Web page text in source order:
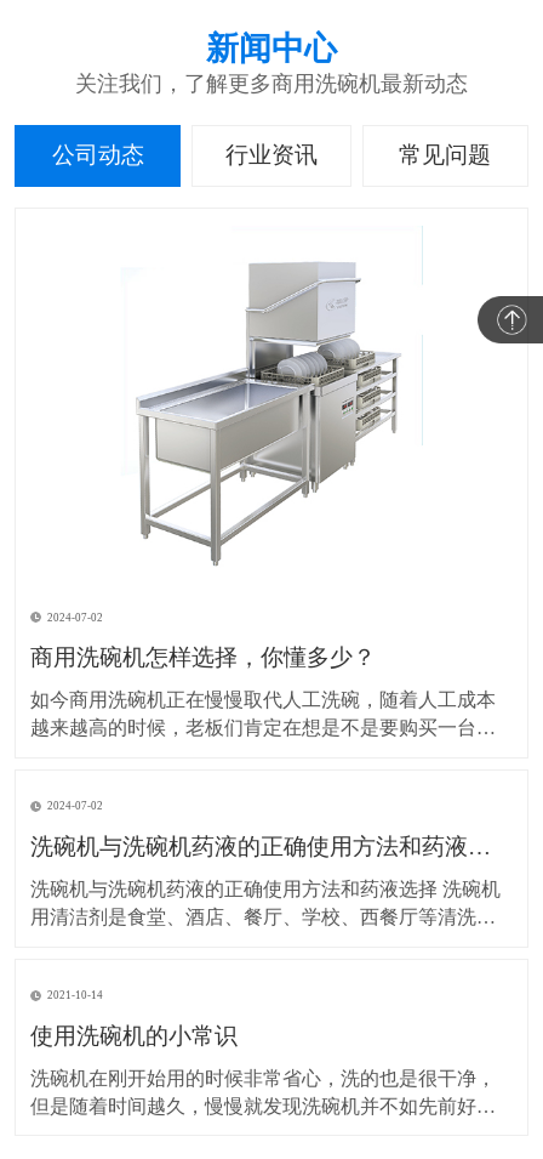
新闻中心
关注我们，了解更多商用洗碗机最新动态
公司动态 行业资讯 常见问题
2024-07-02
商用洗碗机怎样选择，你懂多少？
如今商用洗碗机正在慢慢取代人工洗碗，随着人工成本
越来越高的时候，老板们肯定在想是不是要购买一台商
而降低了成本。一台7、8万的洗碗机，可以省2-3人，这
2-3人的一年的工资省下来可以购买一台洗碗机，是不是
2024-07-02
洗碗机与洗碗机药液的正确使用方法和药液选择
洗碗机与洗碗机药液的正确使用方法和药液选择 洗碗机
用清洁剂是食堂、酒店、餐厅、学校、西餐厅等清洗餐
2021-10-14
使用洗碗机的小常识
洗碗机在刚开始用的时候非常省心，洗的也是很干净，
但是随着时间越久，慢慢就发现洗碗机并不如先前好用